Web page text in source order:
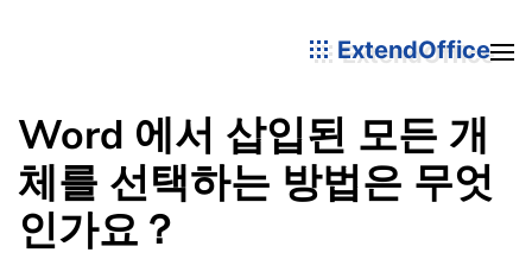
ExtendOffice
Word 에서 삽입된 모든 개
체를 선택하는 방법은 무엇
인가요？